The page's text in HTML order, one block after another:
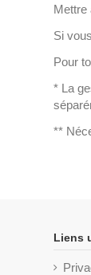
Mettre
Si
Pour
* La
**
Liens